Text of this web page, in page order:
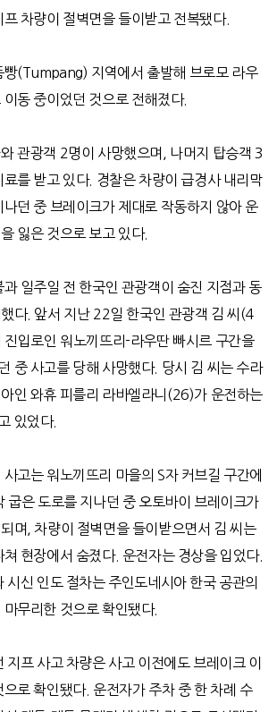
프 차량이 절벽면을 들이받고 전복됐다.
빵(Tumpang) 지역에서 출발해 브로모 라우
이동 중이었던 것으로 전해졌다.
관광객 2명이 사망했으며 나머지 탑승객 3
료를 받고 있다. 경찰은 차량이 급경사 내리막
던 중 브레이크가 제대로 작동하지 않아 운
잃은 것으로 보고 있다.
과 일주일 전 한국인 관광객이 숨진 지점과 동
다. 앞서 지난22일 한국인 관광객 김 씨 (4
진입로인 워노끼뜨리-라우딴 빠시르 구간을
중 사고를 당해 사망했다. 당시 김 씨는 수라
인 와휴 피를리 라바엘라니 (26)가 운전하는
있었다.
고는 워노끼뜨리 마을의 S자 커브길 구간에
굽은 도로를 지나던 중 오토바이 브레이크가
며
,차량이 절벽면을 들이받으면서 김 씨는
쳐 현장에서 숨졌다. 운전자는 경상을 입었다.
시신 인도 절차는 주인도네시아 한국 공관의
마무리한 것으로 확인됐다.
지프 사고 차량은 사고 이전에도 브레이크 이
으로 확인됐다. 운전자가 주차 중 한 차례 수